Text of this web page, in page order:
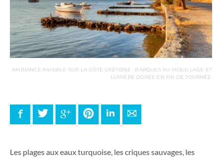
AMBIANCE PAISIBLE SUR LA CÔTE CRÉTOISE : BARQUES AU MOUILLAGE ET
LUMIÈRE DORÉE EN FIN DE JOURNÉE.
FacebookTwitter Google+ PinterestLinkedInE-mail
Les plages aux eaux turquoise, les criques sauvages, les